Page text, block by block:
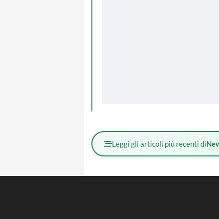
Leggi gli articoli più recenti di